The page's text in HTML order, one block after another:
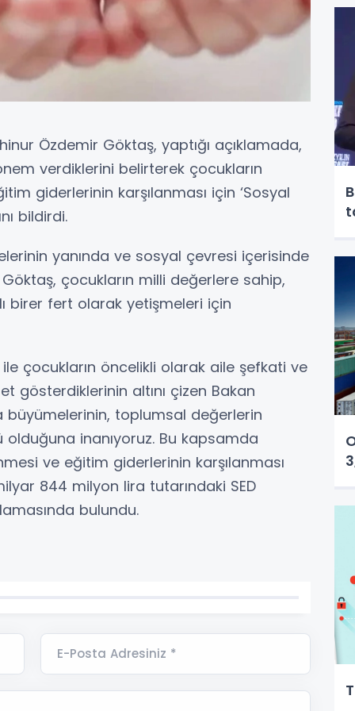
Özdemir Göktaş, yaptığı açıklamada,
verdiklerini belirterek çocukların
giderlerinin karşılanması için ‘Sosyal
bildirdi.
yanında ve sosyal çevresi içerisinde
çocukların milli değerlere sahip,
birer fert olarak yetişmeleri için
çocukların öncelikli olarak aile şefkati ve
gösterdiklerinin altını çizen Bakan
büyümelerinin, toplumsal değerlerin
inanıyoruz. Bu kapsamda
ve eğitim giderlerinin karşılanması
844 milyon lira tutarındaki SED
bulundu.
E-Posta Adresiniz *